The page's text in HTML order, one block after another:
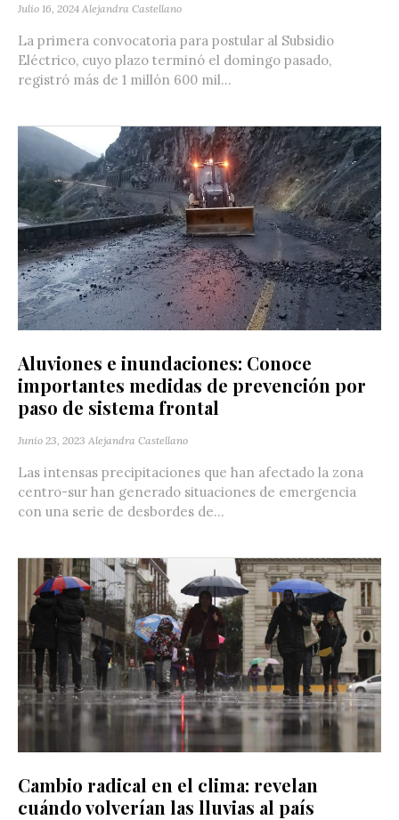
Julio 16, 2024 Alejandra Castellano
La primera convocatoria para postular al Subsidio
Eléctrico, cuyo plazo terminó el domingo pasado,
registró más de 1 millón 600 mil...
Aluviones e inundaciones: Conoce
importantes medidas de prevención por
paso de sistema frontal
Junio 23, 2023 Alejandra Castellano
Las intensas precipitaciones que han afectado la zona
centro-sur han generado situaciones de emergencia
con una serie de desbordes de...
Cambio radical en el clima: revelan
cuándo volverían las lluvias al país